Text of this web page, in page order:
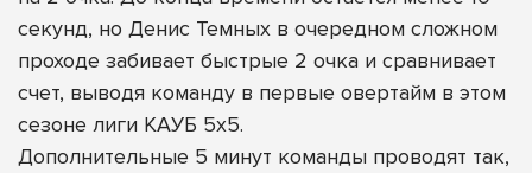
секунд, но Денис Темных в очередном сложном
проходе забивает быстрые 2 очка и сравнивает
счет, выводя команду в первые овертайм в этом
сезоне лиги КАУБ 5х5.
Дополнительные 5 минут команды проводят так,